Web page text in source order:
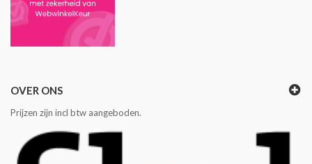
OVER ONS
Prijzen zijn incl btw aangeboden.